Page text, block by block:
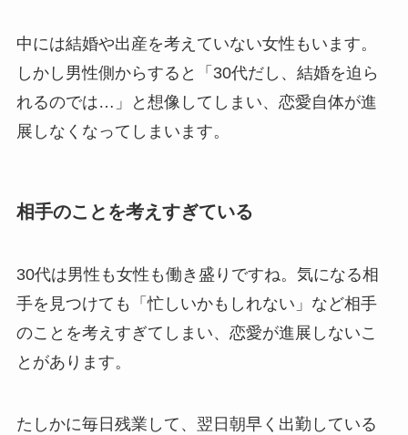
中には結婚や出産を考えていない女性もいます。
しかし男性側からすると「30代だし、結婚を迫ら
れるのでは…」と想像してしまい、恋愛自体が進
展しなくなってしまいます。
相手のことを考えすぎている
30代は男性も女性も働き盛りですね。気になる相
手を見つけても「忙しいかもしれない」など相手
のことを考えすぎてしまい、恋愛が進展しないこ
とがあります。
たしかに毎日残業して、翌日朝早く出勤している